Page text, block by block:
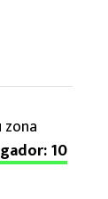
10